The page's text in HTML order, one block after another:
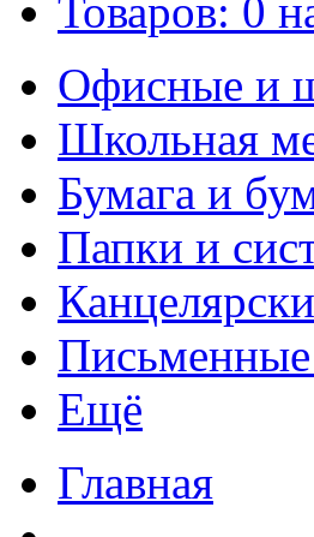
Товаров: 0
Офисные и
Школьная
Бумага и
Папки и
Ещё
Главная